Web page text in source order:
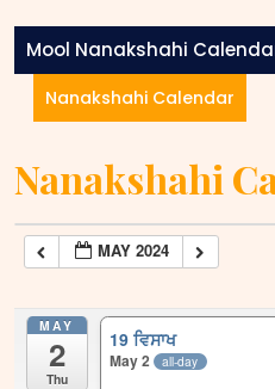
Mool Nanakshahi
Nanakshahi Calendar
Nanakshahi
MAY 2024
MAY
2
Thu
19 ਵਿਸਾਖ
May 2 all-day